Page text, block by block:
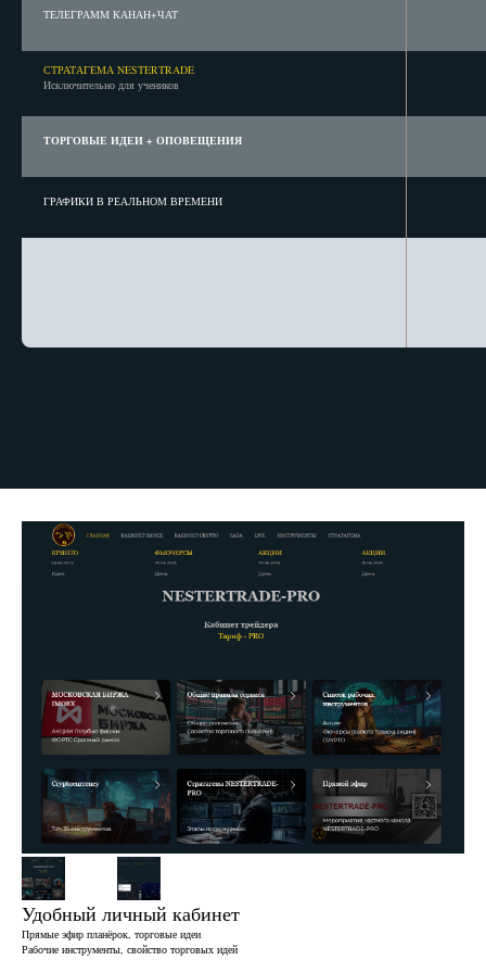
ТЕЛЕГРАММ КАНАН+ЧАТ
СТРАТАГЕМА NESTERTRADE
Исключительно для учеников
ТОРГОВЫЕ ИДЕИ + ОПОВЕЩЕНИЯ
ГРАФИКИ В РЕАЛЬНОМ ВРЕМЕНИ
Удобный личный кабинет
Прямые эфир планёрок, торговые идеи
Рабочие инструменты, свойство торговых идей